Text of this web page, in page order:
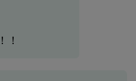
！